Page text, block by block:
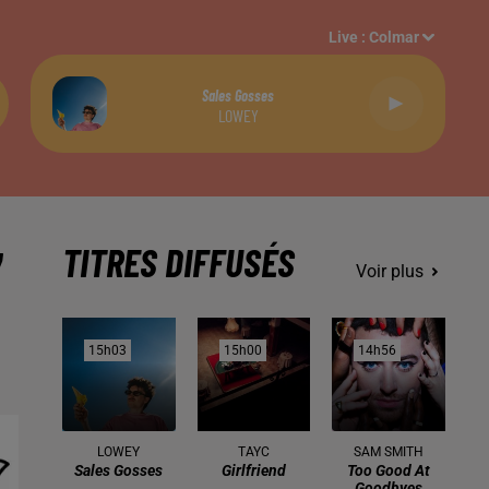
Live :Colmar
Sales Gosses
LOWEY
TITRES DIFFUSÉS Voir plus
15h03
15h03
LOWEY
Sales Gosses
15h00
15h00
TAYC
Girlfriend
14h56
14h56
SAM SMITH
Too Good At